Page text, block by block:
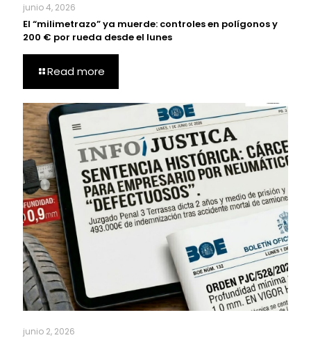
junio 4, 2026
El “milimetrazo” ya muerde: controles en polígonos y
200 € por rueda desde el lunes
Read more
junio 2, 2026